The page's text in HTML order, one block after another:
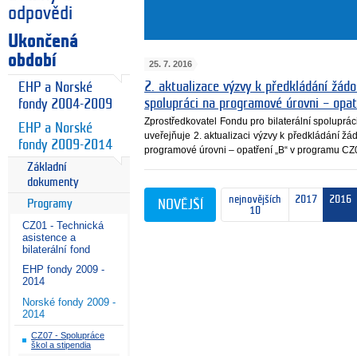
odpovědi
Ukončená
období
EHP a Norské
fondy 2004-2009
EHP a Norské
fondy 2009-2014
Základní
dokumenty
Programy
CZ01 - Technická
asistence a
bilaterální fond
EHP fondy 2009 -
2014
Norské fondy 2009 -
2014
CZ07 - Spolupráce
škol a stipendia
25. 7. 2016
2. aktualizace výzvy k předkládání
spolupráci na programové úrovni –
Zprostředkovatel Fondu pro bilaterální
uveřejňuje 2. aktualizaci výzvy k předkládání
programové úrovni – opatření „B“ v programu
nejnovějších
10
2017 2016
NOVĚJŠÍ